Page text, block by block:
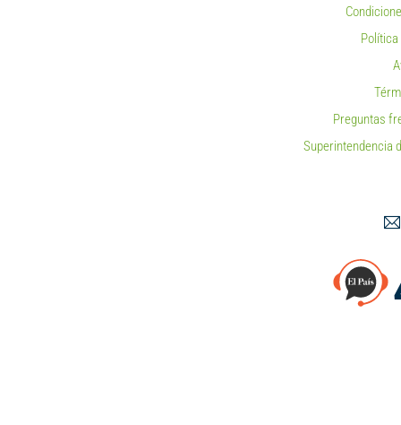
Preguntas
Superintendencia